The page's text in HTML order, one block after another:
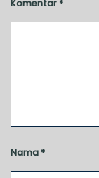
Komentar *
Nama *